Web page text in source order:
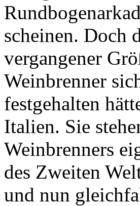
scheinen. Doch
vergangener
Weinbrenner
festgehalten
Italien. Sie
Weinbrenners
des Zweiten
und nun